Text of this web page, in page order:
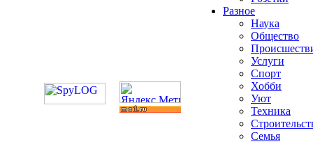
Разное
Наука
Общество
Услуги
Спорт
Хобби
Уют
Техника
Семья